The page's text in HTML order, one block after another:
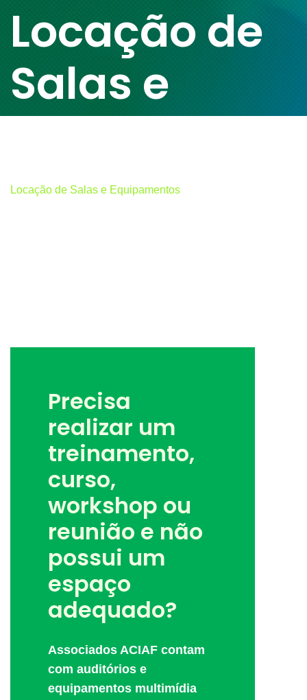
Locação de
Salas e
Locação de Salas e Equipamentos
Precisa
realizar um
treinamento,
curso,
workshop ou
reunião e não
possui um
espaço
adequado?
Associados ACIAF contam
com auditórios e
equipamentos multimídia